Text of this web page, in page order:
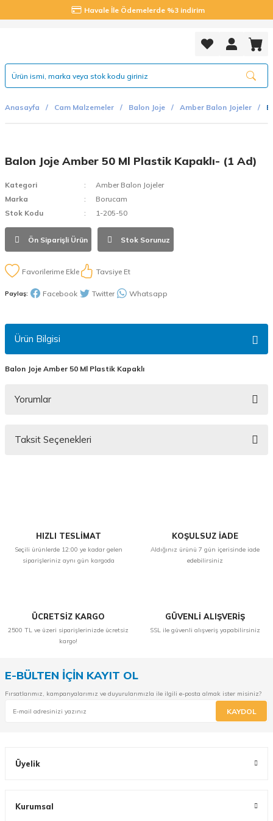
Havale İle Ödemelerde %3 indirim
Anasayfa Cam Malzemeler Balon Joje Amber Balon Jojeler
Balon Joje Amber 50 Ml Plastik Kapaklı- (1 Ad)
Kategori
Amber Balon Jojeler
Marka
Borucam
Stok Kodu
1-205-50
Ön Siparişli Ürün Stok Sorunuz
Tavsiye Et
Paylaş: Facebook Twitter Whatsapp
Ürün Bilgisi
Balon Joje Amber 50 Ml Plastik Kapaklı
Yorumlar
Taksit Seçenekleri
HIZLI TESLİMAT
Seçili ürünlerde 12:00 ye kadar gelen
siparişleriniz aynı gün kargoda
KOŞULSUZ İADE
Aldığınız ürünü 7 gün içerisinde iade
edebilirsiniz
ÜCRETSİZ KARGO
2500 TL ve üzeri siparişlerinizde ücretsiz
kargo!
GÜVENLİ ALIŞVERİŞ
SSL ile güvenli alışveriş yapabilirsiniz
E-BÜLTEN İÇİN KAYIT OL
Fırsatlarımız, kampanyalarımız ve duyurularımızla ile ilgili e-posta almak ister misiniz?
KAYDOL
Üyelik
Kurumsal